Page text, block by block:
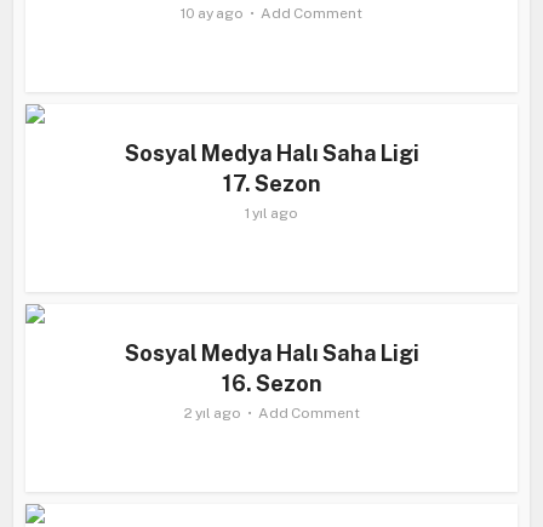
10 ay ago Add Comment
Sosyal Medya Halı Saha Ligi
17. Sezon
1 yıl ago
Sosyal Medya Halı Saha Ligi
16. Sezon
2 yıl ago Add Comment